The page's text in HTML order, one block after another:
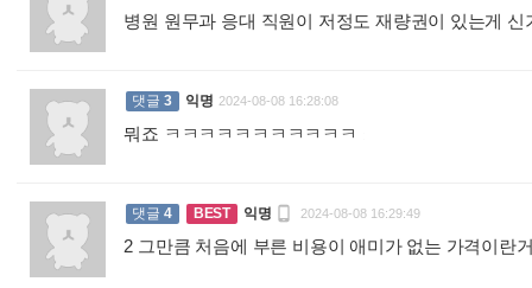
병원 원무과 응대 직원이 저정도 재량권이 있는게
댓글 3 익명 2024-08-08 16:28:08
뭐죠 ㅋㅋㅋㅋㅋㅋㅋㅋㅋㅋㅋ
댓글 4 BEST 익명  2024-08-08 16:29:49
2 그만큼 처음에 부른 비용이 애미가 없는 가격이란